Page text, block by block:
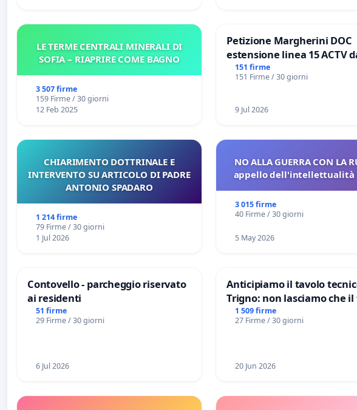
LE TERME CENTRALI MINERALI DI
SOFIA – RIAPRIRE COME BAGNO
3 507 firme
159 Firme / 30 giorni
12 Feb 2025
Petizione Margherini DOC
estensione linea 15 ACTV
Marghera P.zza S. Antonio
all'aeroporto Marco Polo
151 firme
151 Firme / 30 giorni
9 Jul 2026
CHIARIMENTO DOTTRINALE E
INTERVENTO SU ARTICOLO DI PADRE
ANTONIO SPADARO
1 214 firme
79 Firme / 30 giorni
1 Jul 2026
NO ALLA GUERRA CON LA
appello dell'intellettualità
3 015 firme
40 Firme / 30 giorni
5 May 2026
Contovello - parcheggio riservato
ai residenti
51 firme
29 Firme / 30 giorni
6 Jul 2026
Anticipiamo il tavolo
Trigno: non lasciamo che
rallenti le ricerche di
Racanati
1 509 firme
27 Firme / 30 giorni
20 Jun 2026